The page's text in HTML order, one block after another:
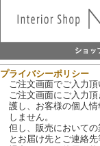
プライバシーポリシー
ご注文画面でご入力
ご注文画面にご入力
護し、お客様の個人
しません。
但し、販売において
とお届け先とご連絡